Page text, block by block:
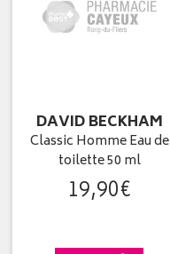
DAVID BECKHAM
Classic Homme Eau de
toilette 50 ml
19,90€